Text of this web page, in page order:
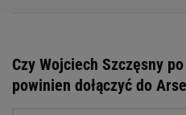
Czy Wojciech Szczęsny
powinien dołączyć do